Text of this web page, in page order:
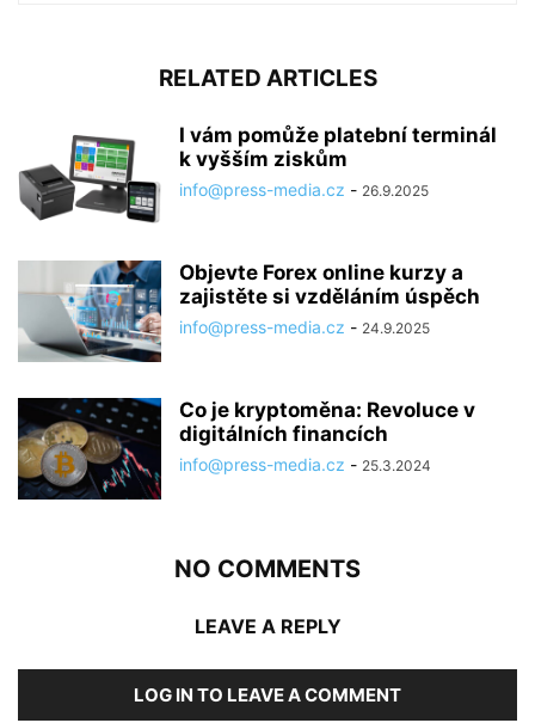
RELATED ARTICLES
I vám pomůže platební terminál
k vyšším ziskům
info@press-media.cz - 26.9.2025
Objevte Forex online kurzy a
zajistěte si vzděláním úspěch
info@press-media.cz - 24.9.2025
Co je kryptoměna: Revoluce v
digitálních financích
info@press-media.cz - 25.3.2024
NO COMMENTS
LEAVE A REPLY
LOG IN TO LEAVE A COMMENT